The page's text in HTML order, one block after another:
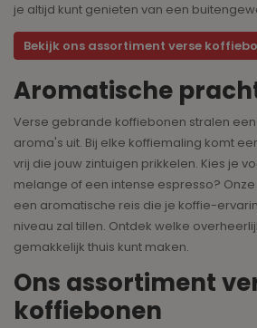
je altijd kunt genieten van een
Bekijk ons assortiment verse
Aromatische
Verse gebrande koffiebonen stralen
aroma's uit. Bij elke koffiemaling komt
vrij die jouw zintuigen prikkelen. Kies je
melange of een intense espresso?
een aromatische reis die je koffie-
niveau zal tillen. Ontdek welke
gemakkelijk thuis kunt maken.
Ons assortiment
koffiebonen